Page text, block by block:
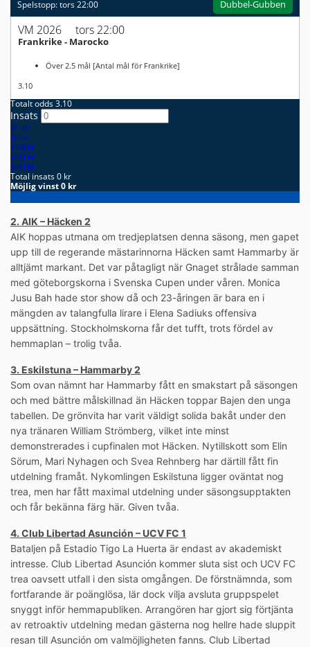
2. AIK – Häcken 2
AIK hoppas utmana om tredjeplatsen denna säsong, men gapet
upp till de regerande mästarinnorna Häcken samt Hammarby är
alltjämt markant. Det var påtagligt när Gnaget strålade samman
med göteborgskorna i Svenska Cupen under våren. Monica
Jusu Bah hade stor show då och 23-åringen är bara en i
mängden av talangfulla lirare i Elena Sadiuks offensiva
uppsättning. Stockholmskorna får det tufft, trots fördel av
hemmaplan – trolig tvåa.
3. Eskilstuna – Hammarby 2
Som ovan nämnt har Hammarby fått en smakstart på säsongen
och med bättre målskillnad än Häcken toppar Bajen den unga
tabellen. De grönvita har varit väldigt solida bakåt under den
nya tränaren William Strömberg, vilket inte minst
demonstrerades i cupfinalen mot Häcken. Nytillskott som Elin
Sörum, Mari Nyhagen och Svea Rehnberg har därtill fått fin
utdelning framåt. Nykomlingen Eskilstuna ligger oväntat nog
trea, men har fått maximal utdelning under säsongsupptakten
och får bekänna färg här. Given tvåa.
4. Club Libertad Asunción – UCV FC 1
Bataljen på Estadio Tigo La Huerta är endast av akademiskt
intresse. Club Libertad Asunción kommer sluta sist och UCV FC
trea oavsett utfall i den sista omgången. De förstnämnda, som
fortfarande är poänglösa, lär dock vilja avsluta gruppspelet
snyggt inför hemmapubliken. Arrangören har gjort sig förtjänta
av retroaktiv utdelning medan gästerna nog hellre hade sluppit
resan till Asunción om valmöjligheten fanns. Club Libertad